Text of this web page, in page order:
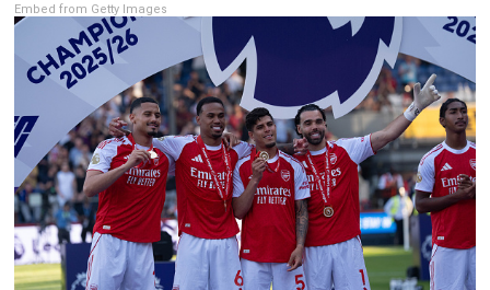
Англия. Премьер Лига
Испания. Ла Лига
Другие Турниры >>>
Таблицы
Таблицы групп Чемпионата Мира
Украина. Премьер-Лига
Украина. Первая Лига
Лига Чемпионов. Таблицы групп
Англия. Премьер-Лига
Испания. Ла Лига
Все таблицы >>>
Рейтинги
Embed from Getty Images